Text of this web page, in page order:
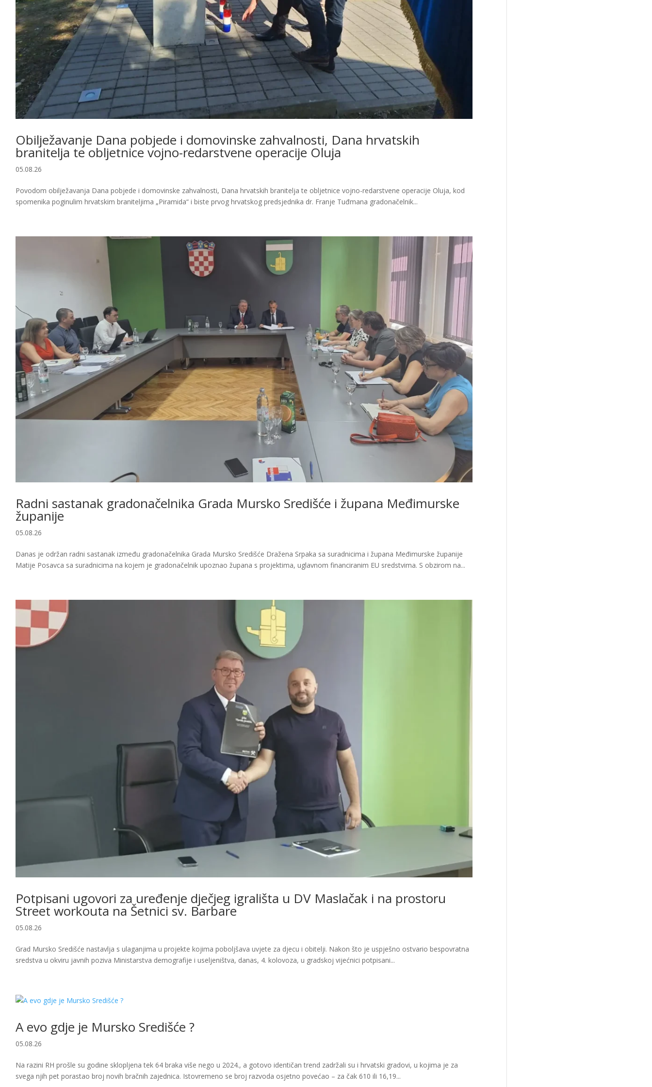
Obilježavanje Dana pobjede i domovinske zahvalnosti, Dana hrvatskih
branitelja te obljetnice vojno-redarstvene operacije Oluja
05.08.26
Povodom obilježavanja Dana pobjede i domovinske zahvalnosti, Dana hrvatskih branitelja te obljetnice vojno-redarstvene operacije Oluja, kod
spomenika poginulim hrvatskim braniteljima „Piramida“ i biste prvog hrvatskog predsjednika dr. Franje Tuđmana gradonačelnik...
Radni sastanak gradonačelnika Grada Mursko Središće i župana Međimurske
županije
05.08.26
Danas je održan radni sastanak između gradonačelnika Grada Mursko Središće Dražena Srpaka sa suradnicima i župana Međimurske županije
Matije Posavca sa suradnicima na kojem je gradonačelnik upoznao župana s projektima, uglavnom financiranim EU sredstvima. S obzirom na...
Potpisani ugovori za uređenje dječjeg igrališta u DV Maslačak i na prostoru
Street workouta na Šetnici sv. Barbare
05.08.26
Grad Mursko Središće nastavlja s ulaganjima u projekte kojima poboljšava uvjete za djecu i obitelji. Nakon što je uspješno ostvario bespovratna
sredstva u okviru javnih poziva Ministarstva demografije i useljeništva, danas, 4. kolovoza, u gradskoj vijećnici potpisani...
A evo gdje je Mursko Središće ?
05.08.26
Na razini RH prošle su godine sklopljena tek 64 braka više nego u 2024., a gotovo identičan trend zadržali su i hrvatski gradovi, u kojima je za
svega njih pet porastao broj novih bračnih zajednica. Istovremeno se broj razvoda osjetno povećao – za čak 610 ili 16,19...